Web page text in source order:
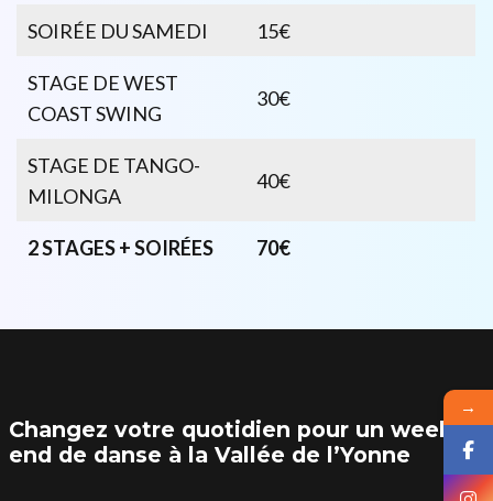
SOIRÉE DU SAMEDI 15€
STAGE DE WEST
COAST SWING
30€
STAGE DE TANGO-
MILONGA
40€
2 STAGES + SOIRÉES 70€
Changez votre quotidien pour un week-
end de danse à la Vallée de l’Yonne
→